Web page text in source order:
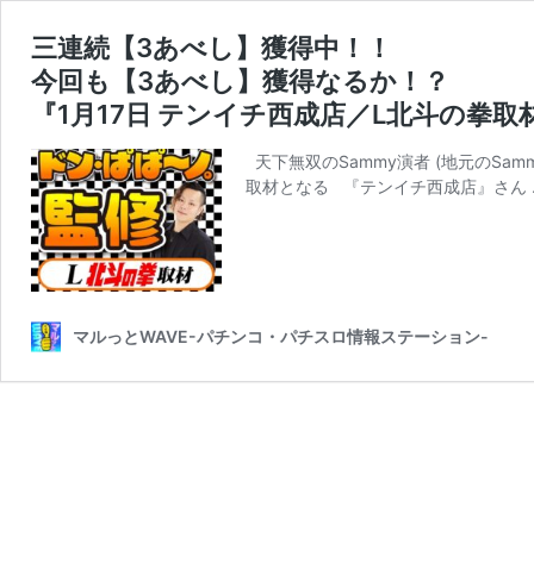
三連続【3あべし】獲得中！！
今回も【3あべし】獲得なるか！？
『1月17日 テンイチ西成店／L北斗の拳取
天下無双のSammy演者 (地元の
取材となる 『テンイチ西成店』さ
マルっとWAVE-パチンコ・パチスロ情報ステーション-